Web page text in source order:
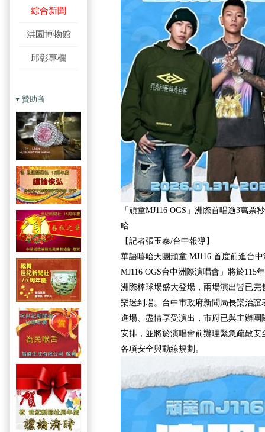
綜合新聞
洪園博物館
邱彰專欄
贊助商
「頑童MJ116 OGS」洲際首唱逾3萬票
哈
【記者張玉泰/台中報導】
華語嘻哈天團頑童 MJ116 首度前進台
MJ116 OGS台中洲際演唱會」將於115
洲際棒球場盛大登場，兩場演出皆已完
樂迷到場。台中市政府新聞局長欒治誼
進場、盡情享受演出，市府已與主辦
安排，並將於演唱會前辦理緊急疏散
各項安全與動線規劃。